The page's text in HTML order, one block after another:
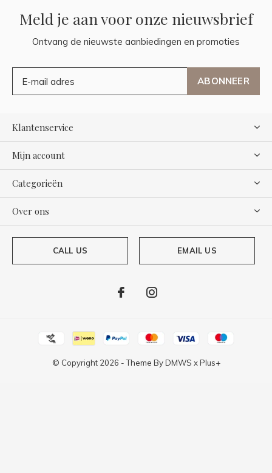
Meld je aan voor onze nieuwsbrief
Ontvang de nieuwste aanbiedingen en promoties
ABONNEER
Klantenservice
Mijn account
Categorieën
Over ons
CALL US EMAIL US
© Copyright 2026 - Theme ByDMWS xPlus+